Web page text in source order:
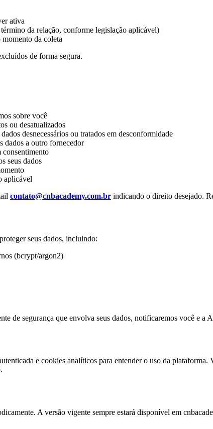
ativa
da relação, conforme legislação aplicável)
da coleta
de forma segura.
sobre você
ou desatualizados
dados desnecessários ou tratados em desconformidade
dados a outro fornecedor
consentimento
seus dados
aplicável
contato@cnbacademy.com.br indicando o direito desejado.
seus dados, incluindo:
(bcrypt/argon2)
de segurança que envolva seus dados, notificaremos você e a
e cookies analíticos para entender o uso da
A versão vigente sempre estará disponível em